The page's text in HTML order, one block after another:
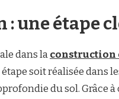
une étape
dans laconstruction
soit réalisée dans
du sol. Grâce à